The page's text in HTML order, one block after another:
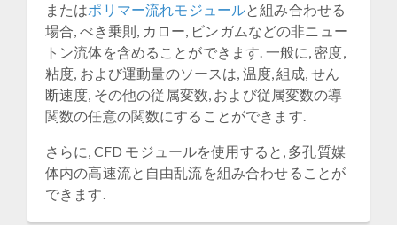
またはポリマー流れモジュールと組み合わせる
場合, べき乗則, カロー, ビンガムなどの非ニュー
トン流体を含めることができます. 一般に, 密度,
粘度, および運動量のソースは, 温度, 組成, せん
断速度, その他の従属変数, および従属変数の導
関数の任意の関数にすることができます.
さらに, CFD モジュールを使用すると, 多孔質媒
体内の高速流と自由乱流を組み合わせることが
できます.